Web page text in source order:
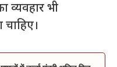
व्यवहार भी